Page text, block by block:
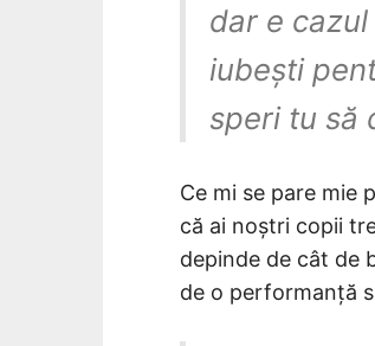
dar e
iubești
speri tu să
Ce mi se pare mie
că ai noștri copii
depinde de cât de
de o performanță